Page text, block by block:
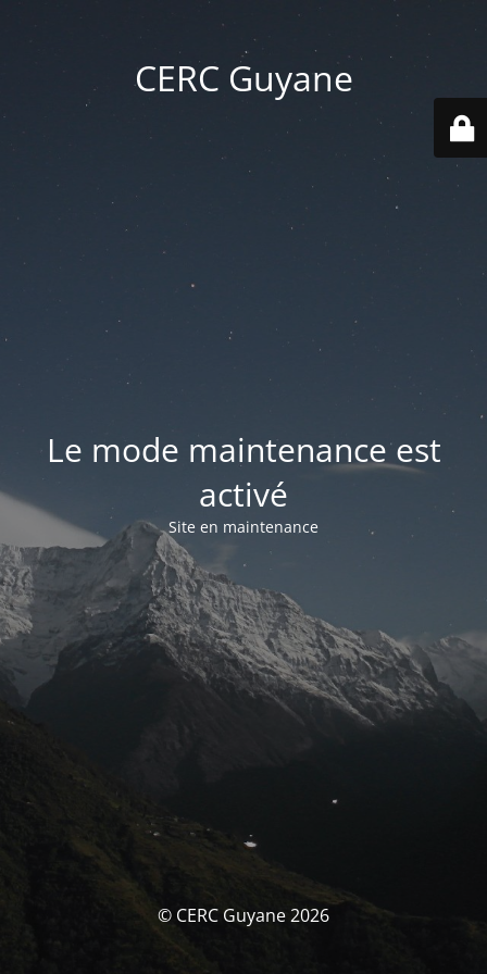
CERC Guyane
Le mode maintenance est
activé
Site en maintenance
© CERC Guyane 2026